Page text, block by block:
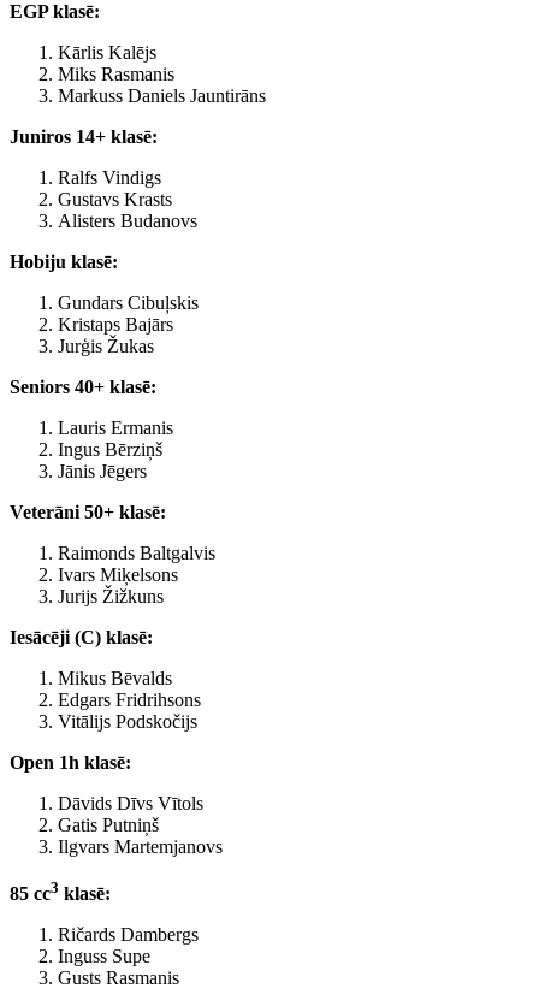
EGP klasē:
Kārlis Kalējs
Miks Rasmanis
Markuss Daniels Jauntirāns
Juniros 14+ klasē:
Ralfs Vindigs
Gustavs Krasts
Alisters Budanovs
Hobiju klasē:
Gundars Cibuļskis
Kristaps Bajārs
Jurģis Žukas
Seniors 40+ klasē:
Lauris Ermanis
Ingus Bērziņš
Jānis Jēgers
Veterāni 50+ klasē:
Raimonds Baltgalvis
Ivars Miķelsons
Jurijs Žižkuns
Iesācēji (C) klasē:
Mikus Bēvalds
Edgars Fridrihsons
Vitālijs Podskočijs
Open 1h klasē:
Dāvids Dīvs Vītols
Gatis Putniņš
Ilgvars Martemjanovs
85 cc3 klasē:
Ričards Dambergs
Inguss Supe
Gusts Rasmanis